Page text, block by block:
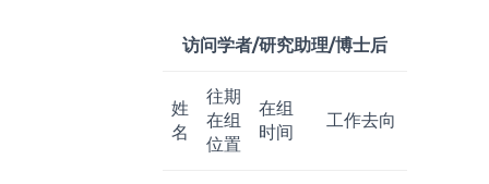
访问学者/研究助理/博士后
姓
名
往期
在组
位置
在组
时间
工作去向